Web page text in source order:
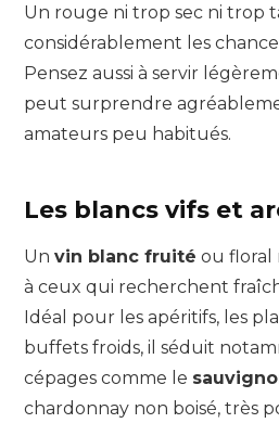
Un rouge ni trop sec ni trop
considérablement les
Pensez aussi à servir
peut surprendre
amateurs peu habitués.
Les blancs vifs et
Un vin blanc fruité ou floral
à ceux qui recherchent
Idéal pour les apéritifs, les
buffets froids, il séduit
cépages comme le
chardonnay non boisé, très